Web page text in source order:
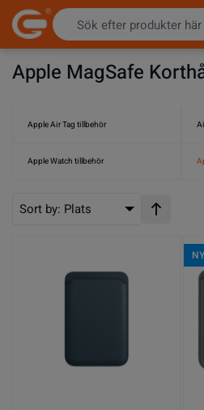
Hoppa till innehållet
Apple MagSafe
Apple Air Tag tillbehör
Apple Watch tillbehör
Sort by: Plats